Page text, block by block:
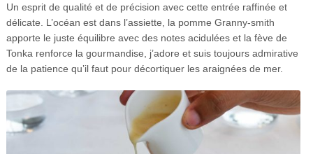
Un esprit de qualité et de précision avec cette entrée raffinée et
délicate. L’océan est dans l’assiette, la pomme Granny-smith
apporte le juste équilibre avec des notes acidulées et la fève de
Tonka renforce la gourmandise, j’adore et suis toujours admirative
de la patience qu’il faut pour décortiquer les araignées de mer.